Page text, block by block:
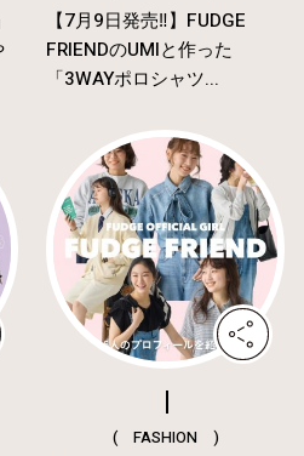
【7月9日発売‼︎】FUDGE
FRIENDのUMIと作った
「3WAYポロシャツ...
( FASHION )